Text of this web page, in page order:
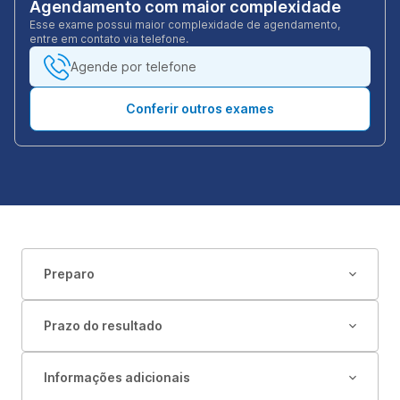
Agendamento com maior complexidade
Esse exame possui maior complexidade de agendamento,
entre em contato via telefone.
Agende por telefone
Conferir outros exames
Preparo
Prazo do resultado
Informações adicionais